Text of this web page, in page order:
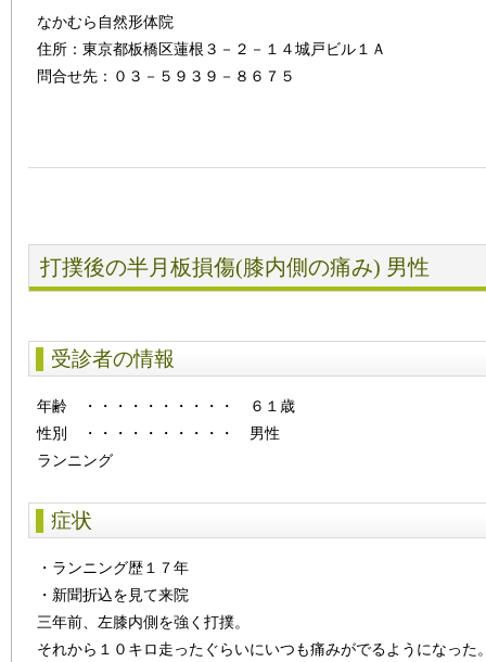
なかむら自然形体院
住所：東京都板橋区蓮根３－２－１４城戸ビル１Ａ
問合せ先：０３－５９３９－８６７５
打撲後の半月板損傷(膝内側の痛み) 男性
受診者の情報
年齢 ・・・・・・・・・・
６１歳
性別
・・・・・・・・・・
男性
ランニング
症状
・ランニング歴１７年
・新聞折込を見て来院
三年前、左膝内側を強く打撲。
それから１０キロ走ったぐらいにいつも痛みがでるようになった